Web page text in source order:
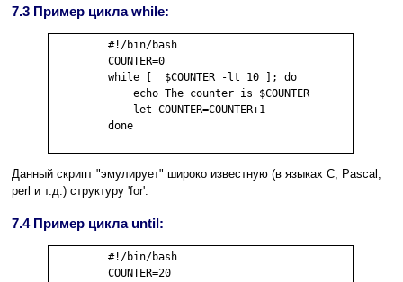
7.3 Пример цикла while:
         #!/bin/bash
         COUNTER=0
         while [  $COUNTER -lt 10 ]; do
             echo The counter is $COUNTER
             let COUNTER=COUNTER+1
         done
Данный скрипт "эмулирует" широко известную (в языках C, Pascal,
perl и т.д.) структуру 'for'.
7.4 Пример цикла until:
         #!/bin/bash
         COUNTER=20